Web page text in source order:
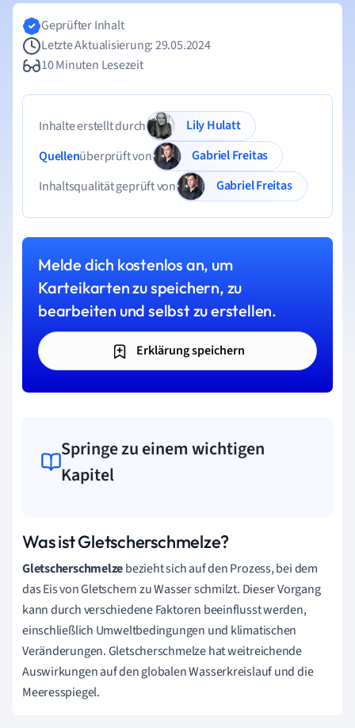
Geprüfter Inhalt
Letzte Aktualisierung: 29.05.2024
10 Minuten Lesezeit
Inhalte erstellt durch
Lily Hulatt
Quellenüberprüft von
Gabriel Freitas
Inhaltsqualität geprüft von
Gabriel Freitas
Melde dich kostenlos an, um
Karteikarten zu speichern, zu
bearbeiten und selbst zu erstellen.
Erklärung speichern
Springe zu einem wichtigen
Kapitel
Was ist Gletscherschmelze?
Gletscherschmelzebezieht sich auf den Prozess, bei dem
das Eis von Gletschern zu Wasser schmilzt. Dieser Vorgang
kann durch verschiedene Faktoren beeinflusst werden,
einschließlich Umweltbedingungen und klimatischen
Veränderungen. Gletscherschmelze hat weitreichende
Auswirkungen auf den globalen Wasserkreislauf und die
Meeresspiegel.